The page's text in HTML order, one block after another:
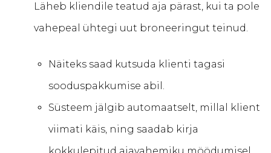
Läheb kliendile teatud aja pärast, kui ta pole
vahepeal ühtegi uut broneeringut teinud.
Näiteks saad kutsuda klienti tagasi
sooduspakkumise abil.
Süsteem jälgib automaatselt, millal klient
viimati käis, ning saadab kirja